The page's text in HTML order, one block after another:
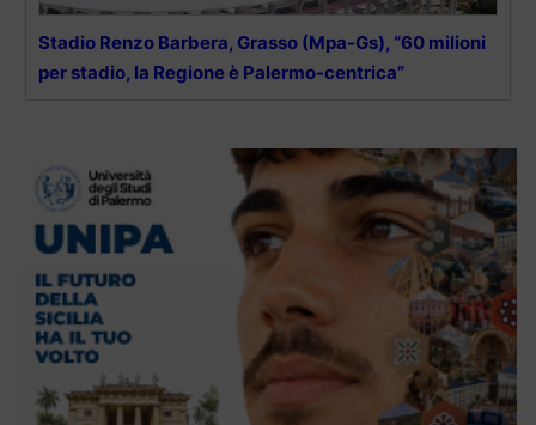
Stadio Renzo Barbera, Grasso (Mpa-Gs), “60 milioni
per stadio, la Regione è Palermo-centrica”